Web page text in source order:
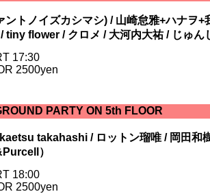
ントノイズカシマシ) / 山崎怠雅+ハナ
tiny flower / クロメ / 大河内大祐 / じゅん
17:30
2500yen
PARTY ON 5th FLOOR
takahashi / ロットン瑠唯 / 岡田和
）
18:00
2500yen